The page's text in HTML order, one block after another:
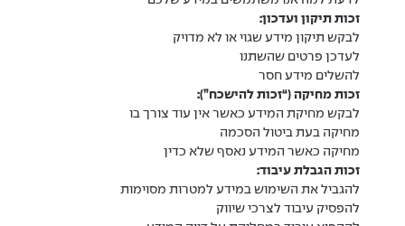
זכות תיקון ועדכון:
לבקש תיקון מידע שגוי או לא מדויק
לעדכן פרטים שהשתנו
להשלים מידע חסר
זכות מחיקה (“זכות להישכח”):
לבקש מחיקת המידע כאשר אין עוד צורך בו
מחיקה בעת ביטול הסכמה
מחיקה כאשר המידע נאסף שלא כדין
זכות הגבלת עיבוד:
להגביל את השימוש במידע למטרות מסוימות
להפסיק עיבוד לצרכי שיווק